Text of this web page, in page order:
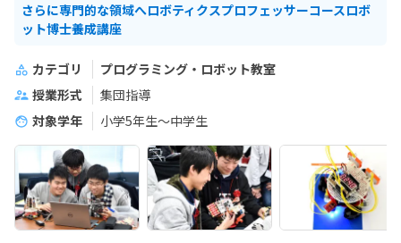
さらに専門的な領域へロボティクスプロフェッサーコースロボ
ット博士養成講座
カテゴリ
プログラミング・ロボット教室
授業形式
集団指導
対象学年
小学5年生～中学生